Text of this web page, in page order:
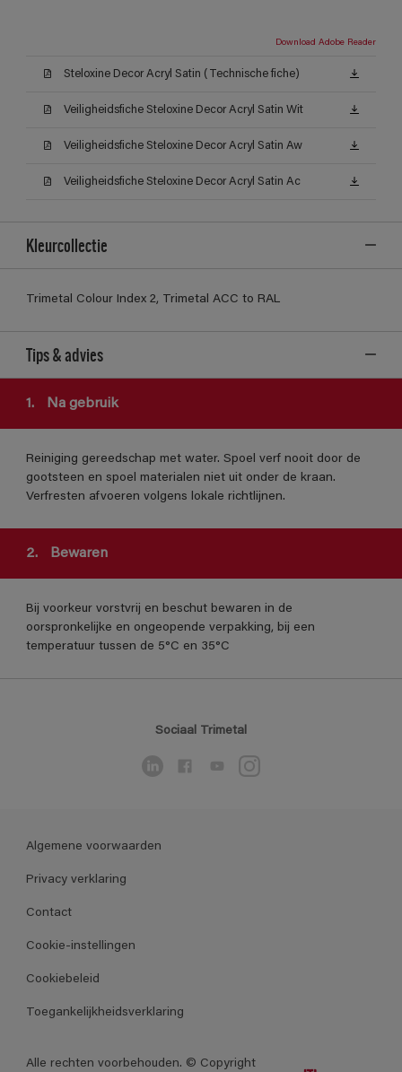
Download Adobe Reader
Steloxine Decor Acryl Satin (Technische fiche)
Veiligheidsfiche Steloxine Decor Acryl Satin Wit
Veiligheidsfiche Steloxine Decor Acryl Satin Aw
Veiligheidsfiche Steloxine Decor Acryl Satin Ac
Kleurcollectie
Trimetal Colour Index 2, Trimetal ACC to RAL
Tips & advies
1. Na gebruik
Reiniging gereedschap met water. Spoel verf nooit door de
gootsteen en spoel materialen niet uit onder de kraan.
Verfresten afvoeren volgens lokale richtlijnen.
2. Bewaren
Bij voorkeur vorstvrij en beschut bewaren in de
oorspronkelijke en ongeopende verpakking, bij een
temperatuur tussen de 5°C en 35°C
Sociaal Trimetal
Algemene voorwaarden
Privacy verklaring
Contact
Cookie-instellingen
Cookiebeleid
Toegankelijkheidsverklaring
Alle rechten voorbehouden. © Copyright